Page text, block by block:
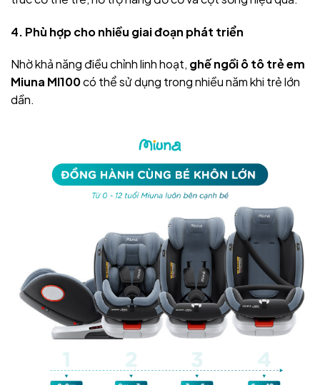
4. Phù hợp cho nhiều giai đoạn phát triển
Nhờ khả năng điều chỉnh linh hoạt, ghế ngồi ô tô trẻ em
Miuna MI100có thể sử dụng trong nhiều năm khi trẻ lớn
dần.